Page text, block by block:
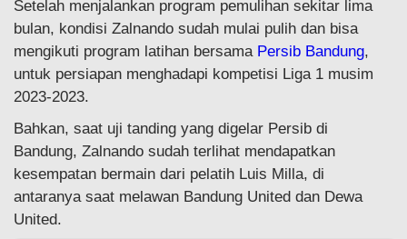
Setelah menjalankan program pemulihan sekitar lima
bulan, kondisi Zalnando sudah mulai pulih dan bisa
mengikuti program latihan bersama Persib Bandung,
untuk persiapan menghadapi kompetisi Liga 1 musim
2023-2023.
Bahkan, saat uji tanding yang digelar Persib di
Bandung, Zalnando sudah terlihat mendapatkan
kesempatan bermain dari pelatih Luis Milla, di
antaranya saat melawan Bandung United dan Dewa
United.